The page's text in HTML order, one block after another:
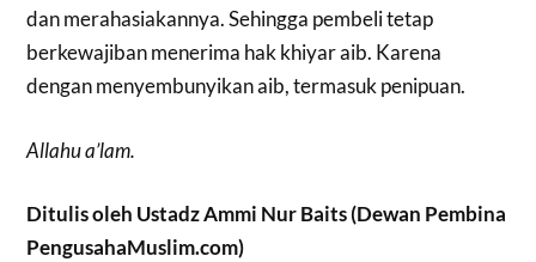
dan merahasiakannya. Sehingga pembeli tetap
berkewajiban menerima hak khiyar aib. Karena
dengan menyembunyikan aib, termasuk penipuan.
Allahu a’lam.
Ditulis oleh Ustadz Ammi Nur Baits (Dewan Pembina
PengusahaMuslim.com)